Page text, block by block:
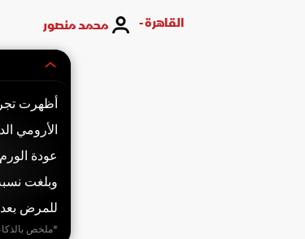
القاهرة - محمد منصور
أظهرت
الأرومي
وبلغت
للمرض بعد 5
*ملخص